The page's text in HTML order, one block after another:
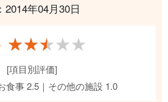
2014年04月30日
★★★★★
★★★★★
[項目別評価]
食事 2.5｜その他の施設 1.0